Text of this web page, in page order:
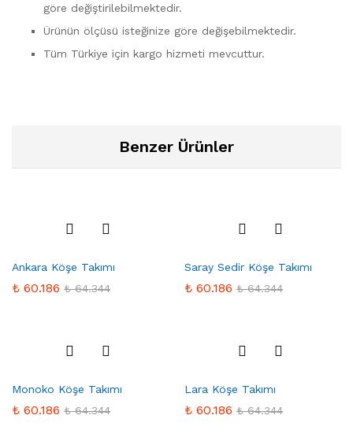
göre değiştirilebilmektedir.
Ürünün ölçüsü isteğinize göre değişebilmektedir.
Tüm Türkiye için kargo hizmeti mevcuttur.
Benzer Ürünler
rilere
Ekle
Ankara Köşe Takımı
₺ 60.186 ₺64.344
rilere
Ekle
Saray Sedir Köşe Takımı
₺ 60.186 ₺64.344
rilere
Ekle
Monoko Köşe Takımı
₺ 60.186 ₺64.344
rilere
Ekle
Lara Köşe Takımı
₺ 60.186 ₺64.344